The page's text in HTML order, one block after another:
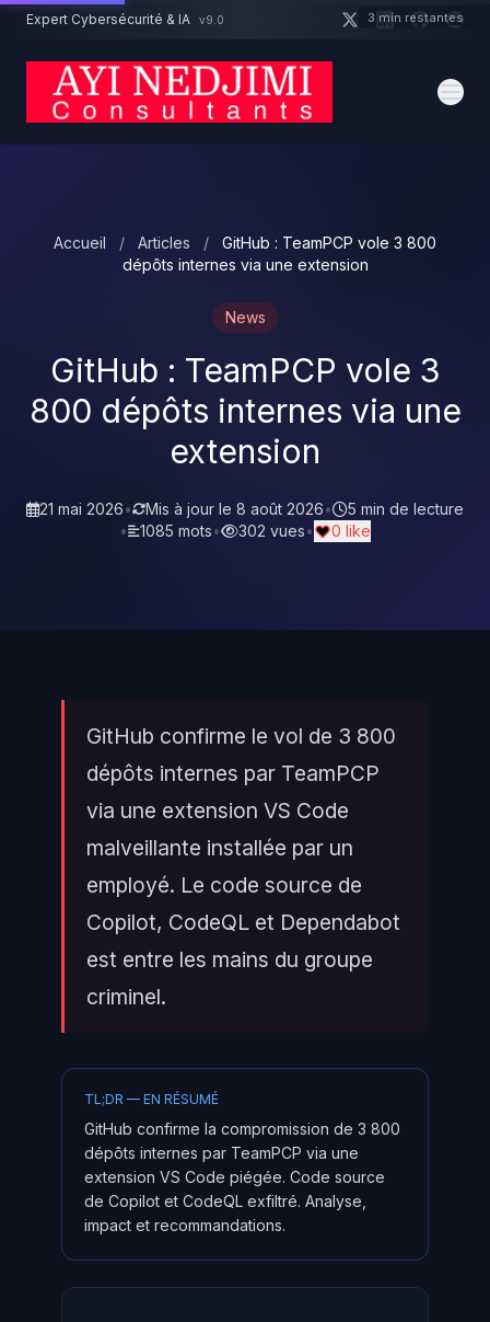
Aller au contenu principal
Expert Cybersécurité & IA v9.0
Accueil / Articles /
GitHub : TeamPCP vole 3 800
dépôts internes via une extension
News
GitHub : TeamPCP vole 3
800 dépôts internes via une
extension
21 mai 2026• Mis à jour le 8 août 2026•
5 min de lecture
•
1085 mots• 302 vues• 0 like
GitHub confirme le vol de 3 800
dépôts internes par TeamPCP
via une extension VS Code
malveillante installée par un
employé. Le code source de
Copilot, CodeQL et Dependabot
est entre les mains du groupe
criminel.
TL;DR — EN RÉSUMÉ
GitHub confirme la compromission de 3 800
dépôts internes par TeamPCP via une
extension VS Code piégée. Code source
de Copilot et CodeQL exfiltré. Analyse,
impact et recommandations.
Un projet cybersécurité ? 3 min restantes